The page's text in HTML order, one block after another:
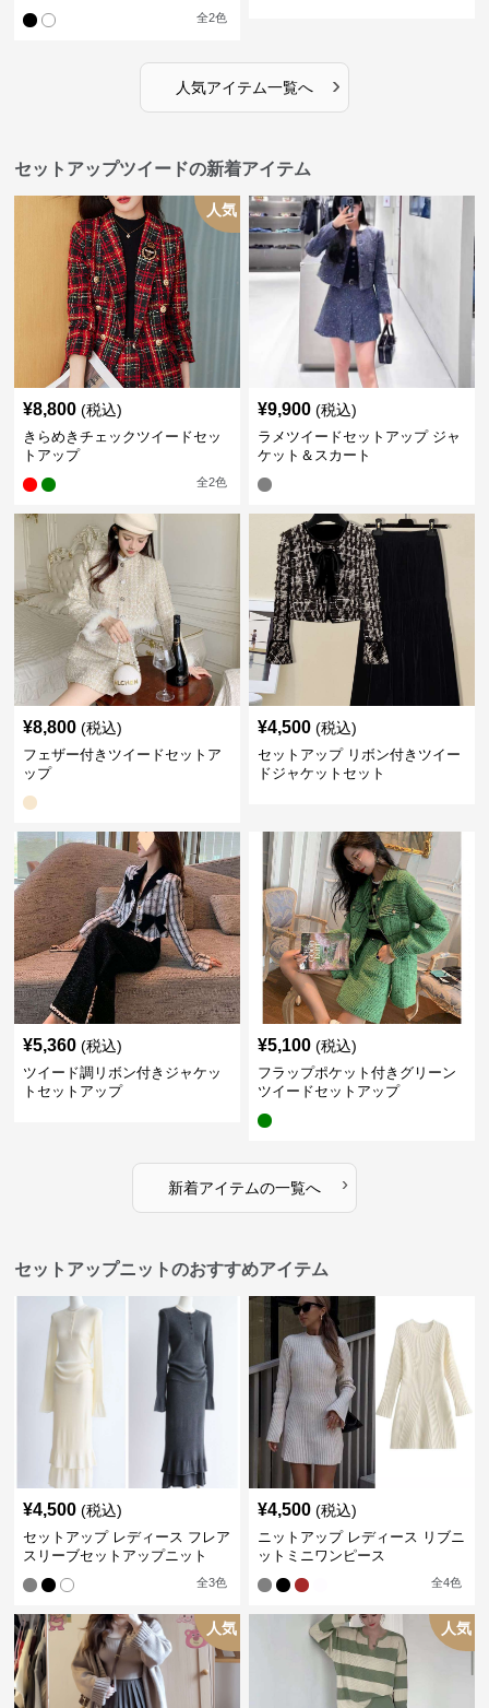
スカートツイードセットアップ
全2色
人気アイテム一覧へ ›
セットアップツイードの新着アイテム
人気
¥8,800 (税込)
きらめきチェックツイードセッ
トアップ
全2色
¥9,900 (税込)
ラメツイードセットアップ ジャ
ケット＆スカート
¥8,800 (税込)
フェザー付きツイードセットア
ップ
¥4,500 (税込)
セットアップ リボン付きツイー
ドジャケットセット
¥5,360 (税込)
ツイード調リボン付きジャケッ
トセットアップ
¥5,100 (税込)
フラップポケット付きグリーン
ツイードセットアップ
新着アイテムの一覧へ ›
セットアップニットのおすすめアイテム
¥4,500 (税込)
セットアップ レディース フレア
スリーブセットアップニット
全3色
¥4,500 (税込)
ニットアップ レディース リブニ
ットミニワンピース
全4色
人気 人気